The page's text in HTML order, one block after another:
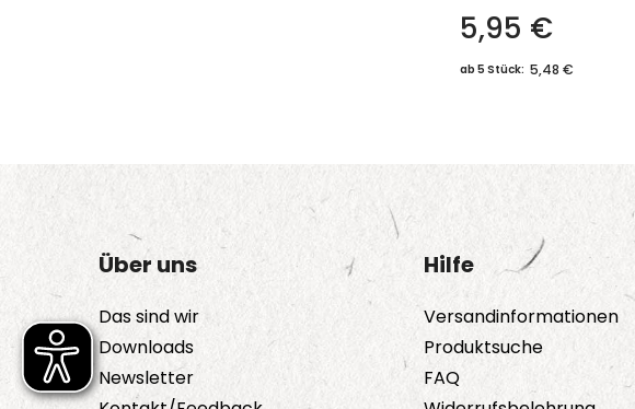
5,95 €
ab 5 Stück: 5,48 €
Über uns
Das sind wir
Downloads
Newsletter
Hilfe
Versandinformationen
Produktsuche
FAQ